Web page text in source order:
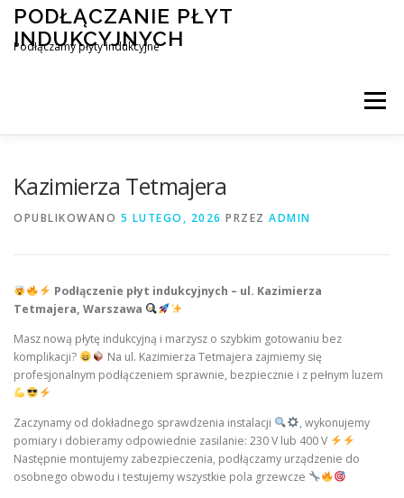
Przejdź
treści
PODŁĄCZANIE PŁYT
INDUKCYJNYCH
Podłączamy płyty indukcyjne
Menu
Kazimierza Tetmajera
OPUBLIKOWANO 5 LUTEGO, 2026 PRZEZ ADMIN
Podłączenie płyt indukcyjnych – ul. Kazimierza
Tetmajera, Warszawa
Masz nową płytę indukcyjną i marzysz o szybkim gotowaniu bez
komplikacji?
Na ul. Kazimierza Tetmajera zajmiemy się
profesjonalnym podłączeniem sprawnie, bezpiecznie i z pełnym luzem
Zaczynamy od dokładnego sprawdzenia instalacji
, wykonujemy
pomiary i dobieramy odpowiednie zasilanie: 230 V lub 400 V
Następnie montujemy zabezpieczenia, podłączamy urządzenie do
osobnego obwodu i testujemy wszystkie pola grzewcze